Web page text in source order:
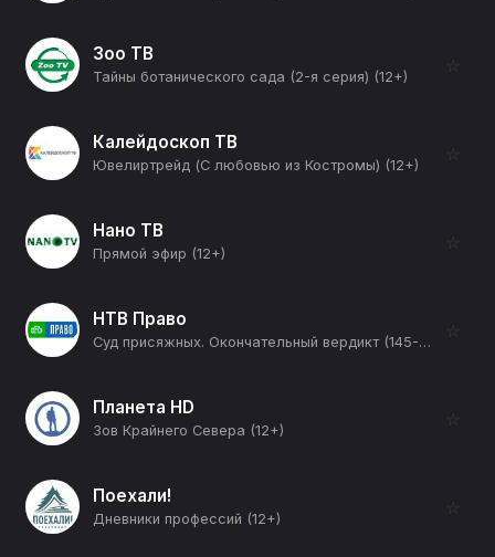
Зоо ТВ
Тайны ботанического сада (2-я серия) (12+)
☆
Калейдоскоп ТВ
Ювелиртрейд (С любовью из Костромы) (12+)
☆
Нано ТВ
Прямой эфир (12+)
☆
НТВ Право
Суд присяжных. Окончательный вердикт (145-я серия) (12+)
☆
Планета HD
Зов Крайнего Севера (12+)
☆
Поехали!
Дневники профессий (12+)
☆